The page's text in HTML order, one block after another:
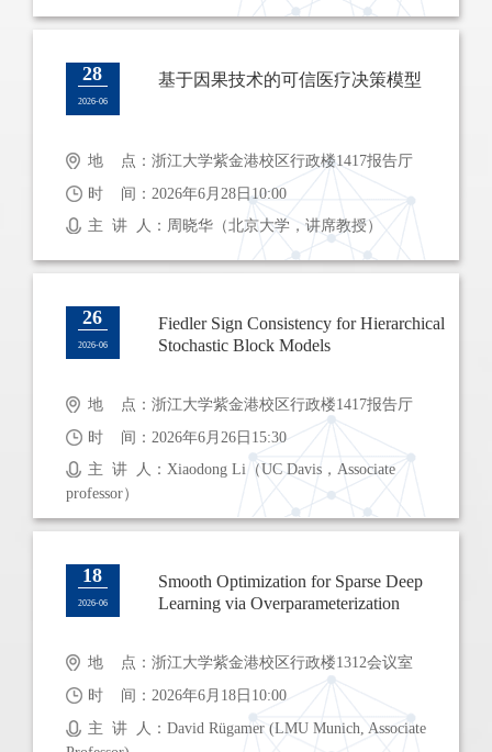
28
2026-06
基于因果技术的可信医疗决策模型
地 点：浙江大学紫金港校区行政楼1417报告厅
时 间：2026年6月28日10:00
主 讲 人：周晓华（北京大学，讲席教授）
26
2026-06
Fiedler Sign Consistency for Hierarchical
Stochastic Block Models
地 点：浙江大学紫金港校区行政楼1417报告厅
时 间：2026年6月26日15:30
主 讲 人：Xiaodong Li（UC Davis，Associate
professor）
18
2026-06
Smooth Optimization for Sparse Deep
Learning via Overparameterization
地 点：浙江大学紫金港校区行政楼1312会议室
时 间：2026年6月18日10:00
主 讲 人：David Rügamer (LMU Munich, Associate